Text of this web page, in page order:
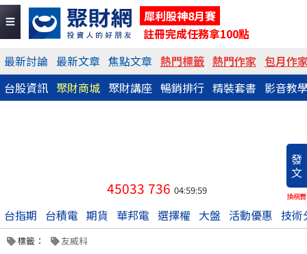
犀利股神8月賽
註冊完成任務拿100點
最新討論 最新文章 焦點文章 熱門標籤 熱門作家 包月作
台股資訊 聚財商城 聚財講座 暢銷排行 精裝套書 影音教
發
文
換稿費
45033 736 04:59:59
台指期 台積電 期貨 華邦電 選擇權 大盤 活動優惠 技術
標籤： 友威科